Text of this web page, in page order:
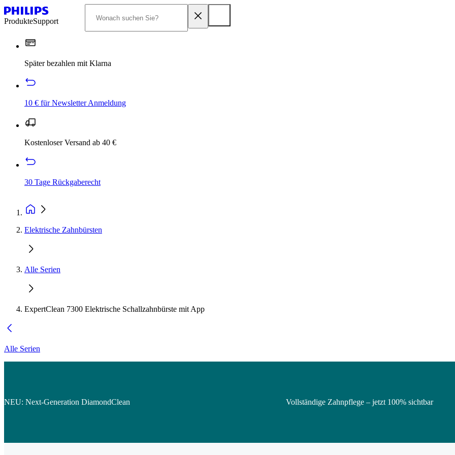
ProdukteSupport
Später bezahlen mit Klarna
10 € für Newsletter Anmeldung
Kostenloser Versand ab 40 €
30 Tage Rückgaberecht
Elektrische Zahnbürsten
Alle Serien
ExpertClean 7300 Elektrische Schallzahnbürste mit App
Alle Serien
NEU: Next-Generation DiamondClean Vollständige Zahnpflege – jetzt 100% sichtbar